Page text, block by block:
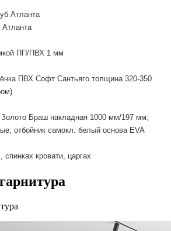
Атланта
ПП/ПВХ 1 мм
ПВХ Софт Сантьяго толщина 320-350
Браш накладная 1000 мм/197 мм;
отбойник самокл. белый основа EVA
кровати, царгах